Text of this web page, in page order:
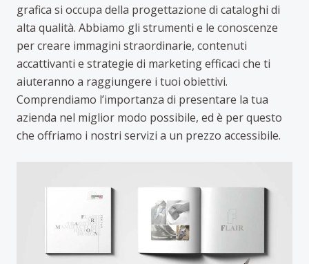
grafica si occupa della progettazione di cataloghi di
alta qualità. Abbiamo gli strumenti e le conoscenze
per creare immagini straordinarie, contenuti
accattivanti e strategie di marketing efficaci che ti
aiuteranno a raggiungere i tuoi obiettivi.
Comprendiamo l’importanza di presentare la tua
azienda nel miglior modo possibile, ed è per questo
che offriamo i nostri servizi a un prezzo accessibile.